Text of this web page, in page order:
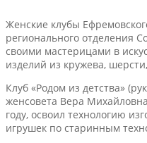
Женские клубы
регионального отделения
своими мастерицами в
изделий из кружева,
Клуб «Родом из детства»
женсовета Вера
году, освоил технологию
игрушек по старинным